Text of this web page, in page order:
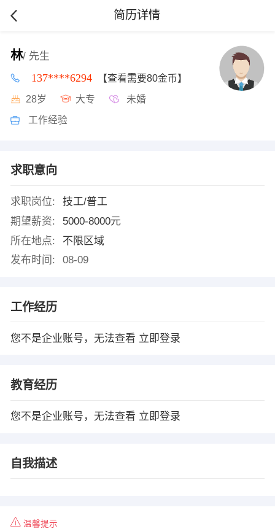
简历详情
林/ 先生
137****6294 【查看需要80金币】
28岁 大专 未婚
工作经验
求职意向
求职岗位:
技工/普工
期望薪资:
5000-8000元
所在地点:
不限区域
发布时间:
08-09
工作经历
您不是企业账号，无法查看 立即登录
教育经历
您不是企业账号，无法查看 立即登录
自我描述
温馨提示